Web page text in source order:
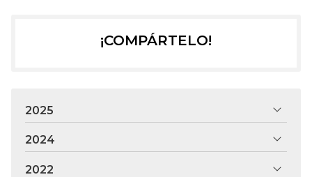
¡COMPÁRTELO!
2025
2024
2022